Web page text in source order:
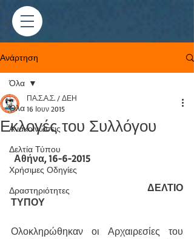
Ανάρτηση
Όλα
Ανακοινώσεις
Δελτία Τύπου
Χρήσιμες Οδηγίες
Δραστηριότητες
Όλα
Εκλογές του Συλλόγου
ΠΑ.Σ.Α.Σ. / ΔΕΗ
16 Ιουν 2015
Αθήνα, 16-6-2015
ΔΕΛΤΙΟ
ΤΥΠΟΥ
Ολοκληρώθηκαν οι Αρχαιρεσίες του